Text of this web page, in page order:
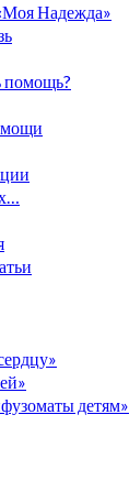
Надежда»
помощь?
детям»